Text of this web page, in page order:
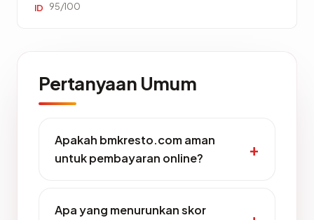
ID 95/100
Pertanyaan Umum
Apakah bmkresto.com aman
untuk pembayaran online?
Apa yang menurunkan skor